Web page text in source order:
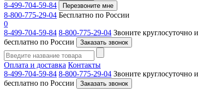
8-499-704-59-84 Перезвоните мне
8-800-775-29-04 Бесплатно по России
0
8-499-704-59-84 8-800-775-29-04 Звоните круглосуточно и
бесплатно по России
Заказать звонок
Оплата и доставка Контакты
8-499-704-59-84 8-800-775-29-04 Звоните круглосуточно и
бесплатно по России
Заказать звонок